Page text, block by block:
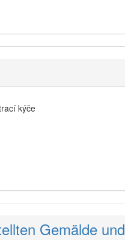
kýče
Gemälde und